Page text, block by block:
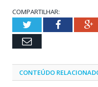
COMPARTILHAR:
TwitterFacebook
Email
CONTEÚDO